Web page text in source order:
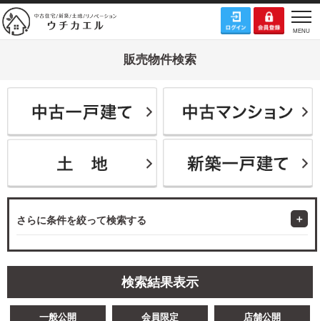
販売物件検索
さらに条件を絞って検索する
検索結果表示
一般公開 会員限定 店舗公開